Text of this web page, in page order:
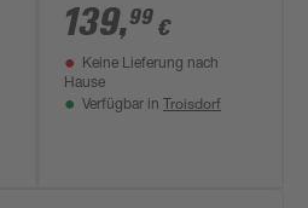
139,99 €
Keine Lieferung nach
Hause
Verfügbar in Troisdorf